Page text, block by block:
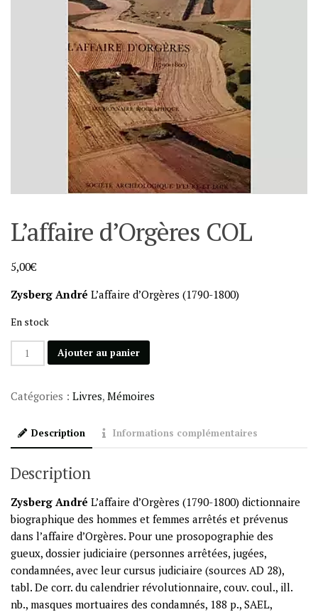
L’affaire d’Orgères COL
5,00€
Zysberg André L’affaire d’Orgères (1790-1800)
En stock
quantité
de
d'Orgères
Ajouter au panier
Catégories : Livres, Mémoires
Description Informations complémentaires
Description
Zysberg André L’affaire d’Orgères (1790-1800) dictionnaire
biographique des hommes et femmes arrêtés et prévenus
dans l’affaire d’Orgères. Pour une prosopographie des
gueux, dossier judiciaire (personnes arrêtées, jugées,
condamnées, avec leur cursus judiciaire (sources AD 28),
tabl. De corr. du calendrier révolutionnaire, couv. coul., ill.
nb., masques mortuaires des condamnés, 188 p., SAEL,